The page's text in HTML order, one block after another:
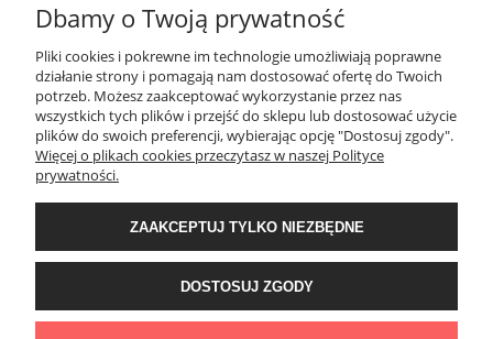
SPOSOBY PŁATNOŚCI ORAZ CZAS I KOSZTY DOSTAWY
KONTAKT
WYMIANA / ZWROTY / REKLAMACJE
REGULAMINY
Timeforf| ul. SOŁTYKA TADEUSZA 16C /SEGMENT NUMER 6 | 39-
Dbamy o Twoją prywatność
Pliki cookies i pokrewne im technologie umożliwiają poprawne
działanie strony i pomagają nam dostosować ofertę do Twoich
potrzeb. Możesz zaakceptować wykorzystanie przez nas
wszystkich tych plików i przejść do sklepu lub dostosować użycie
plików do swoich preferencji, wybierając opcję "Dostosuj zgody".
Więcej o plikach cookies przeczytasz w naszej Polityce
prywatności.
ZAAKCEPTUJ TYLKO NIEZBĘDNE
DOSTOSUJ ZGODY